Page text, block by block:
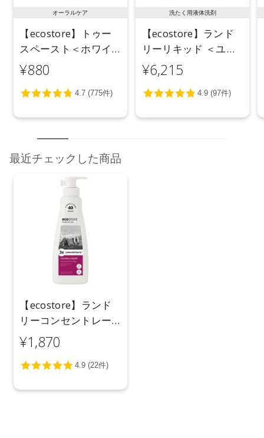
オーラルケア
【ecostore】トゥー
スペースト＜ホワイ
トニング＞ 100g
¥880
洗たく用液体洗剤
【ecostore】ランド
リーリキッド ＜ユー
カリ＞ 5L
¥6,215
最近チェックした商品
【ecostore】ランド
リーコンセントレー
トポンプ＜ゼラニウ
ム＆オレンジ＞
480mL
¥1,870